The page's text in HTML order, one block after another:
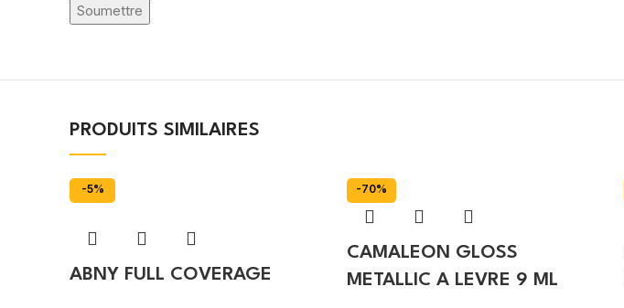
PRODUITS SIMILAIRES
-5%
ABNY FULL COVERAGE
-70%
CAMALEON GLOSS
METALLIC A LEVRE 9 ML